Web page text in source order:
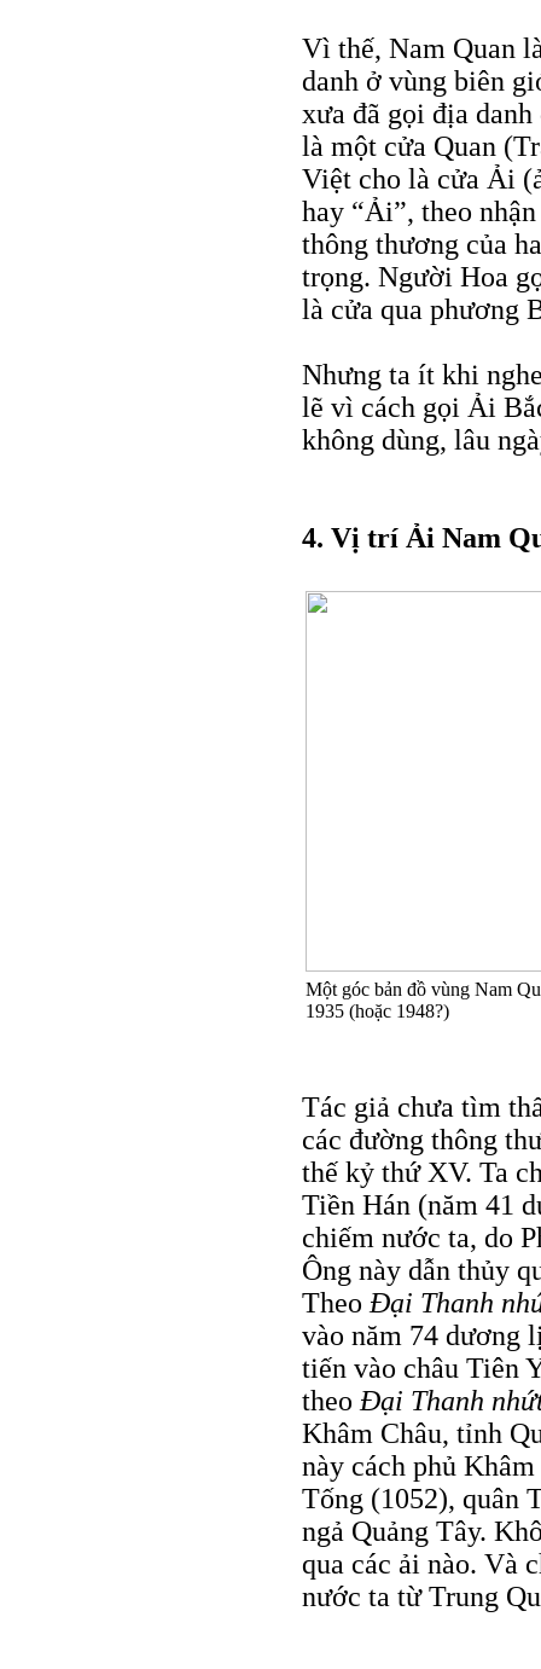
Vì thế, Nam Quan
danh ở vùng biên
xưa đã gọi địa
là một cửa Quan
Việt cho là cửa Ải
hay “Ải”, theo
thông thương của
trọng. Người Hoa
là cửa qua phương
Nhưng ta ít khi
lẽ vì cách gọi Ải
không dùng, lâu
4. Vị trí Ải Nam
Một góc bản đồ vùng Nam
1935 (hoặc 1948?)
Tác giả chưa tìm
các đường thông
thế kỷ thứ XV. Ta
Tiền Hán (năm 41
chiếm nước ta, do
Ông này dẫn thủy
Theo Ðại Thanh
vào năm 74 dương
tiến vào châu Tiên
theo Ðại Thanh
Khâm Châu, tỉnh
này cách phủ
Tống (1052), quân
ngả Quảng Tây.
qua các ải nào. Và
nước ta từ Trung